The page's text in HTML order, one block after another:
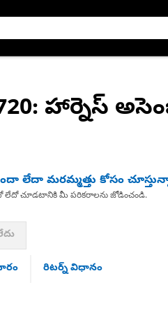
: హార్నెస్
లేదా మరమ్మత్తు కోసం
లేదో చూడటానికి మీ పరికరాలను జోడించండి.
రిటర్న్ విధానం